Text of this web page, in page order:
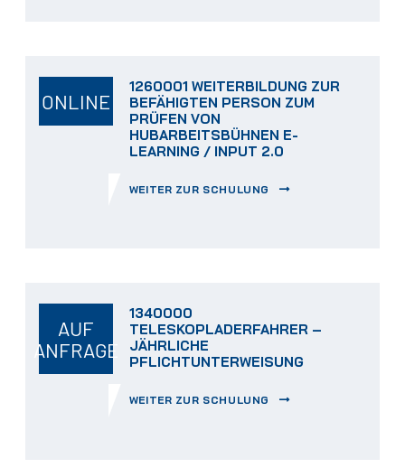
ONLINE
1260001 WEITERBILDUNG ZUR
BEFÄHIGTEN PERSON ZUM
PRÜFEN VON
HUBARBEITSBÜHNEN E-
LEARNING / INPUT 2.0
WEITER ZUR SCHULUNG
AUF
ANFRAGE
1340000
TELESKOPLADERFAHRER –
JÄHRLICHE
PFLICHTUNTERWEISUNG
WEITER ZUR SCHULUNG